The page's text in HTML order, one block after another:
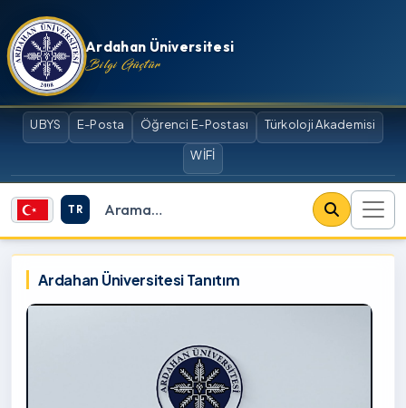
İçeriğe atla
Ardahan Üniversitesi
Bilgi Güçtür
UBYS E-Posta Öğrenci E-Postası Türkoloji Akademisi
WİFİ
TR
Site içi arama
Ardahan Üniversitesi
Ardahan Üniversitesi Tanıtım